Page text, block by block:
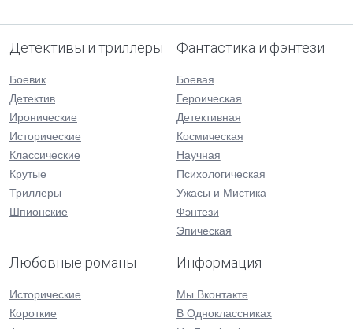
Детективы и триллеры
Боевик
Детектив
Иронические
Исторические
Классические
Крутые
Триллеры
Шпионские
Фантастика и фэнтези
Боевая
Героическая
Детективная
Космическая
Научная
Психологическая
Ужасы и Мистика
Фэнтези
Эпическая
Любовные романы
Исторические
Короткие
Информация
Мы Вконтакте
В Одноклассниках